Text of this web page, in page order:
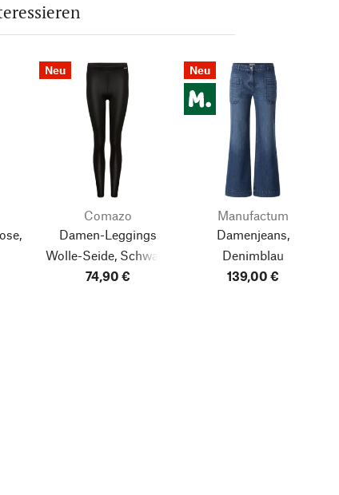
Neu
Comazo
Damen-Leggings
Wolle-Seide, Schwarz
74,90 €
Neu
Manufactum
Damenjeans,
Denimblau
139,00 €